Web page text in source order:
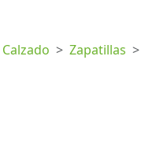
Calzado Zapatillas